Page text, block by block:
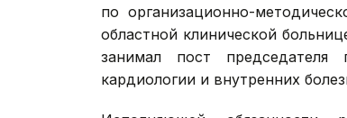
по организационно-
областной клинической
занимал пост председателя
кардиологии и внутренних